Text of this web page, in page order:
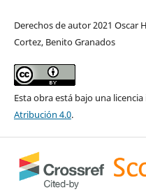
Derechos de autor 2021 Oscar
Cortez, Benito Granados
Esta obra está bajo una
Atribución 4.0.